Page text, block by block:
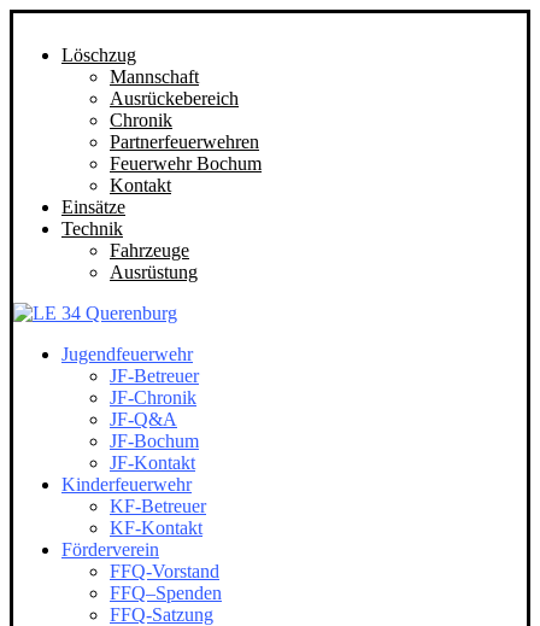
Löschzug
Mannschaft
Ausrückebereich
Chronik
Partnerfeuerwehren
Feuerwehr Bochum
Kontakt
Einsätze
Technik
Fahrzeuge
Ausrüstung
Jugendfeuerwehr
JF-Betreuer
JF-Chronik
JF-Q&A
JF-Bochum
JF-Kontakt
Kinderfeuerwehr
KF-Betreuer
KF-Kontakt
Förderverein
FFQ-Vorstand
FFQ–Spenden
FFQ-Satzung